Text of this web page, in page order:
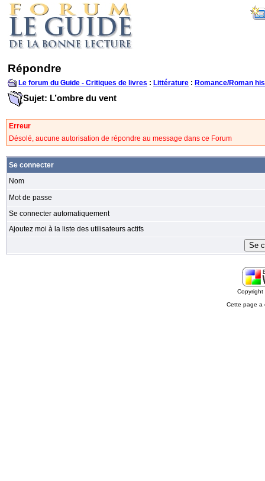
Répondre
Le forum du Guide - Critiques de livres : Littérature : Romance/Roman
Sujet: L’ombre du vent
Erreur
Désolé, aucune autorisation de répondre au message dans ce Forum
Se connecter
Nom
Mot de passe
Se connecter automatiquement
Ajoutez moi à la liste des utilisateurs actifs
Cette page a